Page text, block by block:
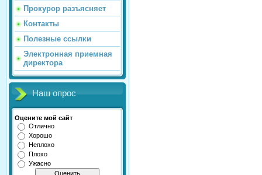
Прокурор разъясняет
Контакты
Полезные ссылки
Электронная приемная
директора
Наш опрос
Оцените мой сайт
Отлично
Хорошо
Неплохо
Плохо
Ужасно